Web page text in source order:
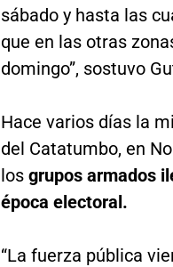
sábado y hasta las
que en las otras
domingo”, sostuvo
Hace varios días la
del Catatumbo, en
los grupos armados
época electoral.
“La fuerza pública